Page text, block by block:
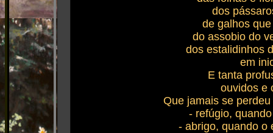
dos
de galhos
do assobio do
dos estalidinhos
em
E tanta
ouvidos e
Que jamais se
- refúgio,
- abrigo, quando o